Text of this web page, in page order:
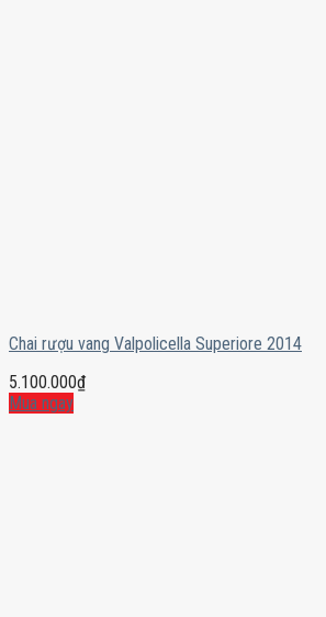
Chai rượu vang Valpolicella Superiore 2014
5.100.000₫
Mua ngay